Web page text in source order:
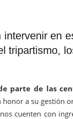
en
tripartismo,
parte de las
a su gestión
cuenten con